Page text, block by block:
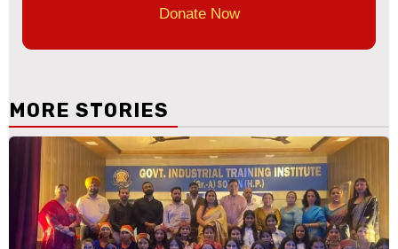
Donate Now
MORE STORIES